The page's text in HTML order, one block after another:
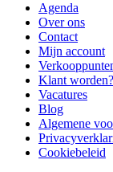
Agenda
Over ons
Contact
Mijn account
Klant worden?
Vacatures
Blog
Algemene
Cookiebeleid